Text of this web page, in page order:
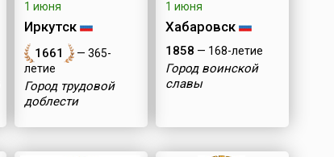
1 июня
Иркутск
1661
— 365-
летие
Город трудовой
доблести
1 июня
Хабаровск
1858 — 168-летие
Город воинской
славы